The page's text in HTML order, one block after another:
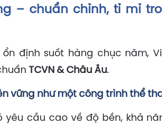
– chuẩn chỉnh, tỉ mỉ
định suốt hàng chục năm,
TCVN & Châu Âu.
vững như một công trình thể
yêu cầu cao về độ bền, khả